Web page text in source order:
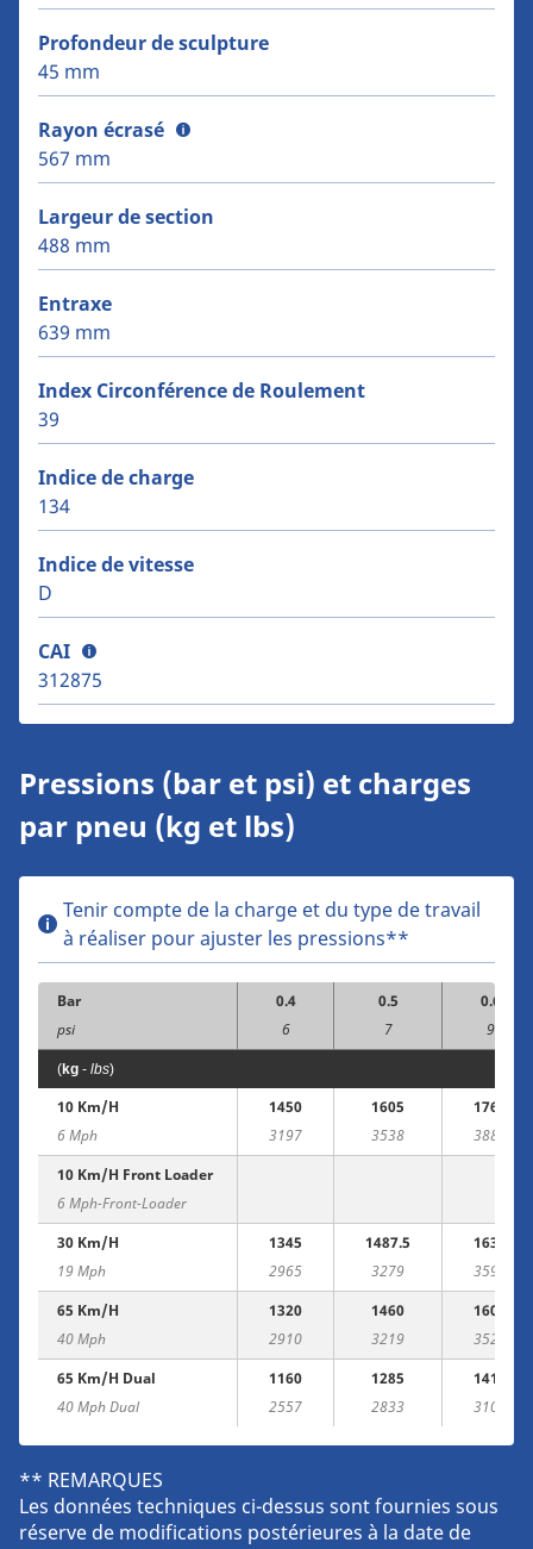
Profondeur de sculpture
45 mm
Rayon écrasé
567 mm
Largeur de section
488 mm
Entraxe
639 mm
Index Circonférence de Roulement
39
Indice de charge
134
Indice de vitesse
D
CAI
312875
Pressions (bar et psi) et charges
par pneu (kg et lbs)
Tenir compte de la charge et du type de travail
à réaliser pour ajuster les pressions**
Bar
psi
0.4
6
0.5
7
0.6
9
(kg - lbs)
10 Km/h
6 Mph
1450
3197
1605
3538
1760
3880
10 Km/h Front Loader
6 Mph-Front-Loader
30 Km/h
19 Mph
1345
2965
1487.5
3279
1630
3594
65 Km/h
40 Mph
1320
2910
1460
3219
1600
3527
65 Km/h Dual
40 Mph Dual
1160
2557
1285
2833
1410
3109
** REMARQUES
Les données techniques ci-dessus sont fournies sous
réserve de modifications postérieures à la date de